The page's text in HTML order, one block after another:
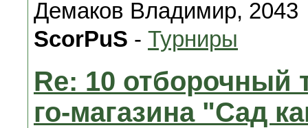
Демаков Владимир, 2043
ScorPuS - Турниры
Re: 10 отборочный
го-магазина "Сад